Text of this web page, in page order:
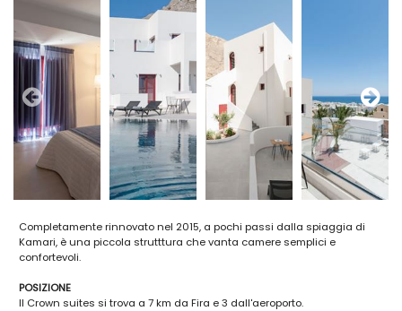
Completamente rinnovato nel 2015, a pochi passi dalla spiaggia di
Kamari, è una piccola strutttura che vanta camere semplici e
confortevoli.
POSIZIONE
Il Crown suites si trova a 7 km da Fira e 3 dall'aeroporto.